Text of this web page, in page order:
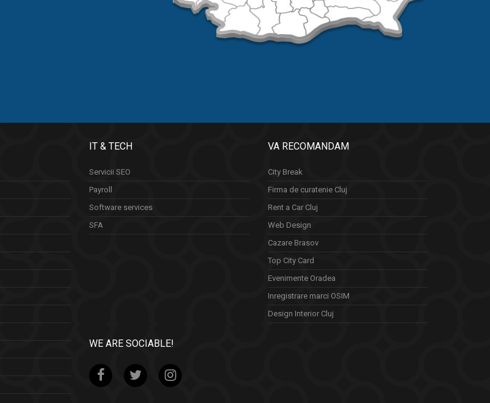
IT & TECH
Servicii SEO
Payroll
Software services
SFA
VA RECOMANDAM
City Break
Firma de curatenie Cluj
Rent a Car Cluj
Web Design
Cazare Brasov
Top City Card
Evenimente Oradea
Inregistrare marci OSIM
Design Interior Cluj
WE ARE SOCIABLE!